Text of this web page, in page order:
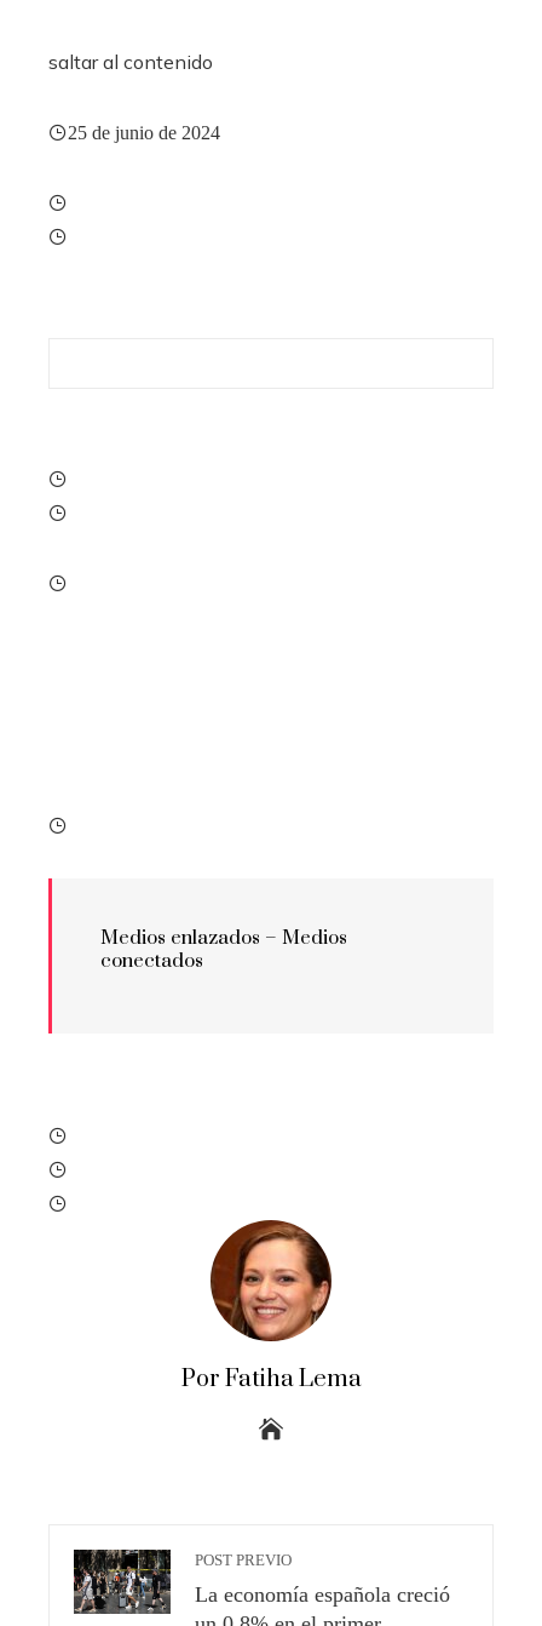
saltar al contenido
25 de junio de 2024
Medios enlazados – Medios
conectados
Por Fatiha Lema
POST PREVIO
La economía española creció